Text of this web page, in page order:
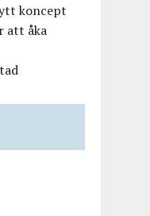
koncept
att åka